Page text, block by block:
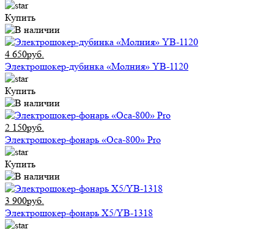
Купить
4 650руб.
Электрошокер-дубинка «Молния» YB-1120
Купить
2 150руб.
Электрошокер-фонарь «Оса-800» Pro
Купить
3 900руб.
Электрошокер-фонарь X5/YB-1318